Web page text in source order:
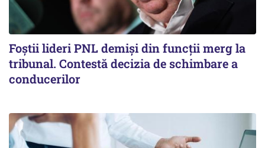
Foștii lideri PNL demiși din funcții merg la
tribunal. Contestă decizia de schimbare a
conducerilor